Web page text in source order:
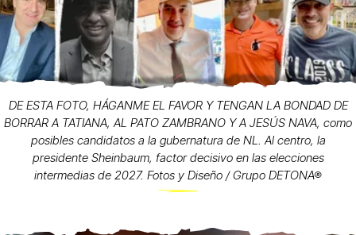
DE ESTA FOTO, HÁGANME EL FAVOR Y TENGAN LA BONDAD DE
BORRAR A TATIANA, AL PATO ZAMBRANO Y A JESÚS NAVA, como
posibles candidatos a la gubernatura de NL. Al centro, la
presidente Sheinbaum, factor decisivo en las elecciones
intermedias de 2027. Fotos y Diseño / Grupo DETONA®